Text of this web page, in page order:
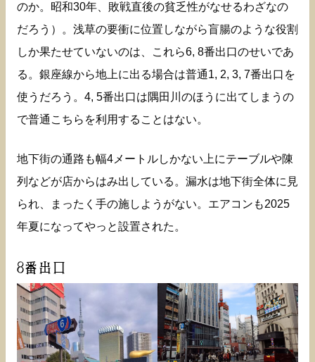
のか。昭和30年、敗戦直後の貧乏性がなせるわざなの
だろう）。浅草の要衝に位置しながら盲腸のような役割
しか果たせていないのは、これら6, 8番出口のせいであ
る。銀座線から地上に出る場合は普通1, 2, 3, 7番出口を
使うだろう。4, 5番出口は隅田川のほうに出てしまうの
で普通こちらを利用することはない。
地下街の通路も幅4メートルしかない上にテーブルや陳
列などが店からはみ出している。漏水は地下街全体に見
られ、まったく手の施しようがない。エアコンも2025
年夏になってやっと設置された。
8番出口